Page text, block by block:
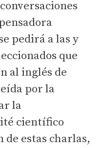
pedirá a las y
que
al inglés de
por la
la
científico
estas charlas,